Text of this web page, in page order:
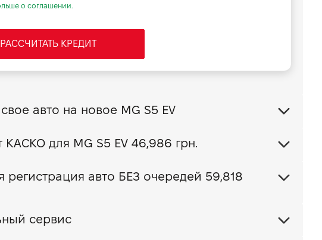
о соглашении.
РАССЧИТАТЬ КРЕДИТ
Обменять свое авто на новое MG S5 EV
Ваш пакет КАСКО для MG S5 EV 46,986 грн.
регистрация авто БЕЗ очередей 59,818
сервис